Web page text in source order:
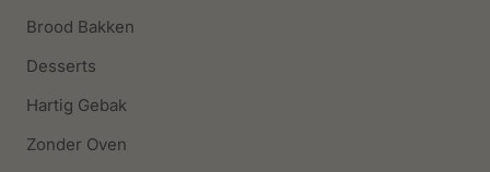
Brood Bakken
Desserts
Hartig Gebak
Zonder Oven